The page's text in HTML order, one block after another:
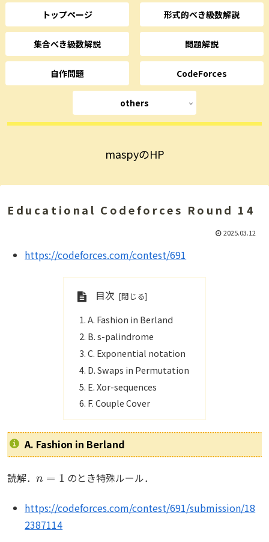
maspyのHP
トップページ 形式的べき級数解説
集合べき級数解説 問題解説
自作問題 CodeForces
others
Educational Codeforces Round 14
2025.03.12
https://codeforces.com/contest/691
目次
A. Fashion in Berland
B. s-palindrome
C. Exponential notation
D. Swaps in Permutation
E. Xor-sequences
F. Couple Cover
A. Fashion in Berland
読解． のとき特殊ルール．
https://codeforces.com/contest/691/submission/18
2387114